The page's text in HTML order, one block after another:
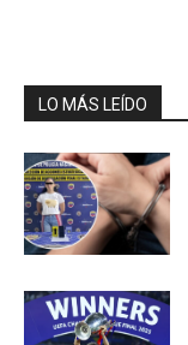
LO MÁS LEÍDO